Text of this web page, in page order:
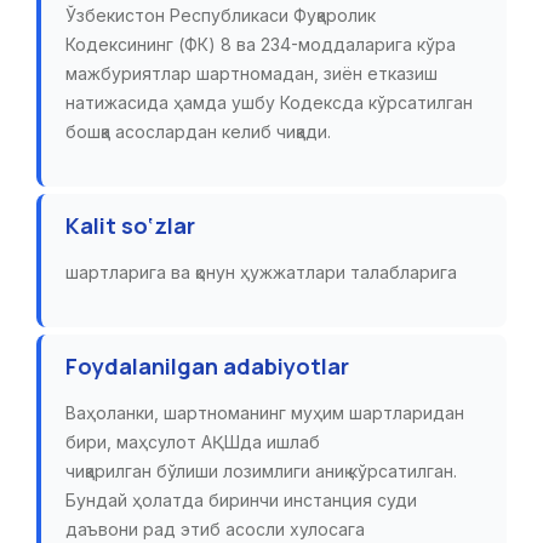
Ўзбекистон Республикаси Фуқаролик
Кодексининг (ФК) 8 ва 234-моддаларига кўра
мажбуриятлар шартномадан, зиён етказиш
натижасида ҳамда ушбу Кодексда кўрсатилган
бошқа асослардан келиб чиқади.
Kalit so‘zlar
шартларига ва қонун ҳужжатлари талабларига
Foydalanilgan adabiyotlar
Ваҳоланки, шартноманинг муҳим шартларидан
бири, маҳсулот АҚШда ишлаб
чиқарилган бўлиши лозимлиги аниқ кўрсатилган.
Бундай ҳолатда биринчи инстанция суди
даъвони рад этиб асосли хулосага